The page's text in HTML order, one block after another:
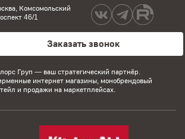
Комсомольский
46/1
Заказать звонок
Груп — ваш стратегический партнёр.
интернет магазины, монобрендовый
и продажи на маркетплейсах.